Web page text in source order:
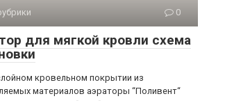
0
для мягкой кровли схема
кровельном покрытии из
материалов аэраторы “Поливент“